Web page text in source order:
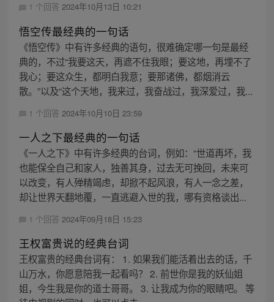
1 个回答 2024年10月13日 10:21
悟空传最经典的一句话
《悟空传》中有许多经典的语句，很难确定哪一句是最经
典的，不过“我要这天，再遮不住我眼；要这地，再埋不了
我心；要这众生，都明白我意；要那诸佛，都烟消云
散。”以及“这个天地，我来过，我奋战过，我深爱过，我...
1 个回答 2024年10月10日 23:59
一人之下最经典的一句话
《一人之下》中有许多经典的台词，例如：“世道再坏，我
也能保全自己和家人，独善其身，过去无可挽回，未来可
以改变，有人殚精竭虑，却掀不起风浪，有人一念之差，
却让世界天翻地覆，一直逃避入世的我，哪有资格谈出...
1 个回答 2024年09月18日 15:23
王权富贵说的经典台词
王权富贵的经典台词有： 1. 如果我们能活着出去的话，千
山万水，你愿意陪我一起看吗？ 2. 前世你是我的妖仙姐
姐，今生我是你的道士哥哥。 3. 让我成为你的眼睛吧。 等